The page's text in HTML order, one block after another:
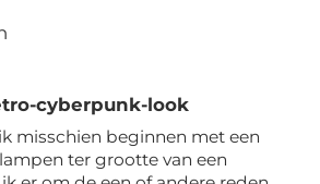
cyberpunk-look
misschien beginnen met een
ter grootte van een